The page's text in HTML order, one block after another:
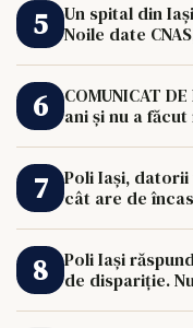
Un spital din
Noile date
COMUNICAT
ani și nu a
Poli Iași,
cât are de
Poli Iași
de dispariție.